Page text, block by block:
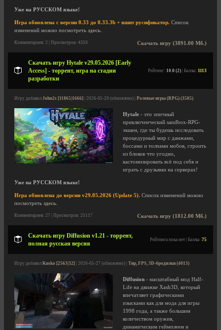
Уже на РУССКОМ языке!
Игра обновлена с версии 0.33 до 0.33.3b + вшит русификатор. Список
изменений можно посмотреть здесь
Скачать игру (3891.00 Мб.)
Комментариев: 2 | Просмотров: 4359
Скачать игру Hytale v29.05.2026 [Early
Access] - торрент, игра на стадии
разработки
Рейтинг: 10.0 (2) | Баллы: 1113
Игру добавил John2s [11865|1666] | 2026-05-29 (обновлено) | Ролевые игры (RPG) (3505)
Hytale - это эпичный
приключенческий sandbox-RPG-
экшен, где ты будешь исследовать
процедурный мир с данжами,
боссами и толпами мобов, строить
из блоков что угодно,
кастомизировать всё под себя и
играть с друзьями на серверах!
Уже на РУССКОМ языке!
Игра обновлена до версии v29.05.2026 (Update 5). Список изменений можно
посмотреть здесь
Скачать игру (1812.00 Мб.)
Комментариев: 27 | Просмотров: 25117
Скачать игру Diffusion v1.21 - торрент,
полная русская версия
Рейтинга пока нет | Баллы: 75
Игру добавил Kusko [2563|32] | 2026-05-27 (обновлено) | Тир, FPS, 3D-бродилки (4013)
Diffusion - масштабный мод Half-
Life на движке Xash3D, который
впечатляет графическими
изысками как для мода для игры
1998 года, а также большим
количеством оружия,
динамическим геймплеем и